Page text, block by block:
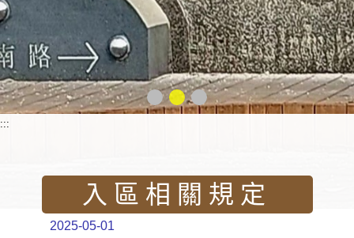
:::
入區相關規定
2025-05-01